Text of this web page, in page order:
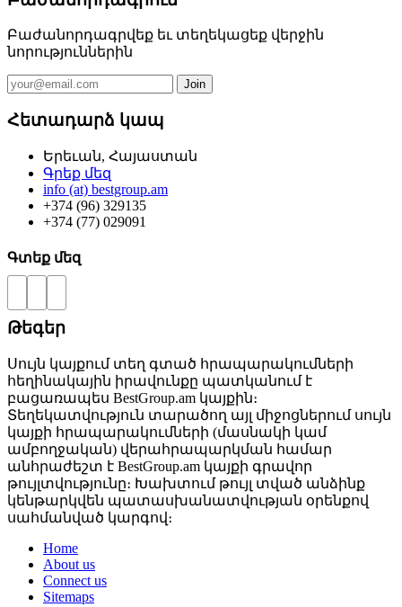
Բաժանորդագրվեք եւ տեղեկացեք վերջին
նորություններին
Հետադարձ կապ
Երեւան, Հայաստան
Գրեք մեզ
info (at) bestgroup.am
+374 (96) 329135
+374 (77) 029091
Գտեք մեզ
Թեգեր
Սույն կայքում տեղ գտած հրապարակումների
հեղինակային իրավունքը պատկանում է
բացառապես BestGroup.am կայքին։
Տեղեկատվություն տարածող այլ միջոցներում սույն
կայքի հրապարակումների (մասնակի կամ
ամբողջական) վերահրապարկման համար
անհրաժեշտ է BestGroup.am կայքի գրավոր
թույլտվությունը։ Խախտում թույլ տված անձինք
կենթարկվեն պատասխանատվության օրենքով
սահմանված կարգով։
Home
About us
Connect us
Sitemaps